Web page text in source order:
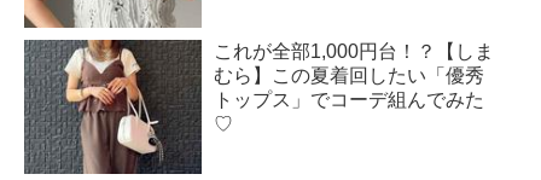
これが全部1,000円台！？【しま
むら】この夏着回したい「優秀
トップス」でコーデ組んでみた
♡